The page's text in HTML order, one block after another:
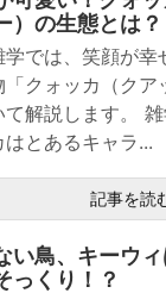
）の生態とは？
学では、笑顔が
「クォッカ（クア
て解説します。
はとあるキャラ...
記事を読
い鳥、キーウ
っくり！？